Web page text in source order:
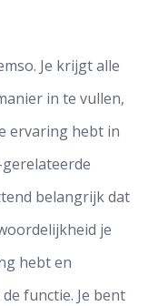
Je krijgt alle
in te vullen,
ervaring hebt in
belangrijk dat
je
hebt en
functie. Je bent